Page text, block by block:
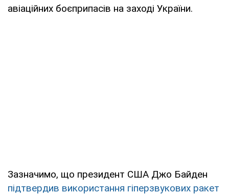
авіаційних боєприпасів на заході України.
Зазначимо, що президент США Джо Байден
підтвердив використання гіперзвукових ракет